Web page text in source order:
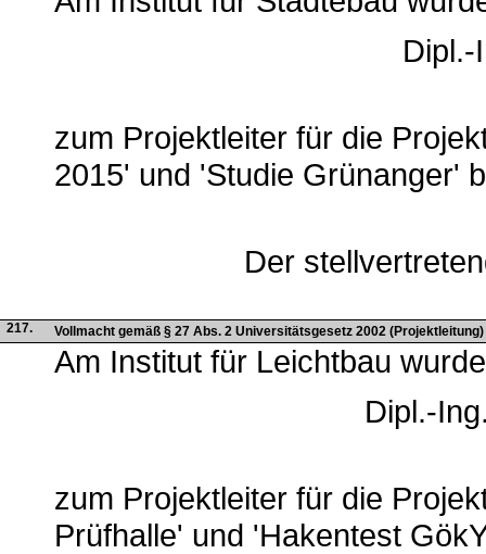
zum Projektleiter für die
2015' und 'Studie Grünanger'
Der
217. Vollmacht gemäß § 27 Abs. 2 Universitätsgesetz 2002
Am Institut für Leichtbau wurde
Dipl.-
zum Projektleiter für die
Prüfhalle' und 'Hakentest